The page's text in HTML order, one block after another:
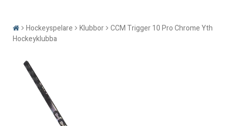
Hockeyspelare Klubbor
CCM Trigger 10 Pro Chrome Yth
Hockeyklubba